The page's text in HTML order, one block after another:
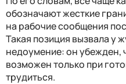
обозначают жесткие
на рабочие сообщения
Такая позиция вызвала у
недоумение: он убежден,
возможен только при
трудиться.